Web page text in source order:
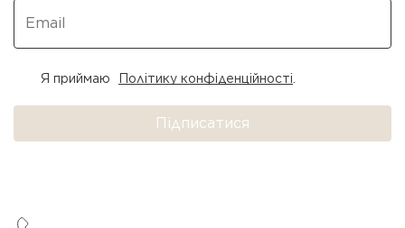
Підписатися
Я приймаю Політику конфіденційності